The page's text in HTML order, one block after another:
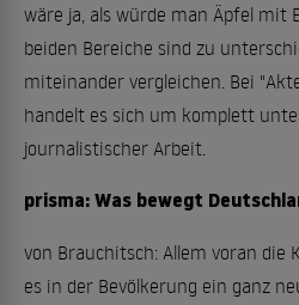
wäre ja, als würde man Äpfel mit
beiden Bereiche sind zu
miteinander vergleichen. Bei
handelt es sich um komplett
journalistischer Arbeit.
prisma: Was bewegt
von Brauchitsch: Allem voran die
es in der Bevölkerung ein ganz